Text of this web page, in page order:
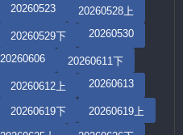
20260523 20260528上
20260529下 20260530
20260606 20260611下
20260612上 20260613
20260619下
20260619上